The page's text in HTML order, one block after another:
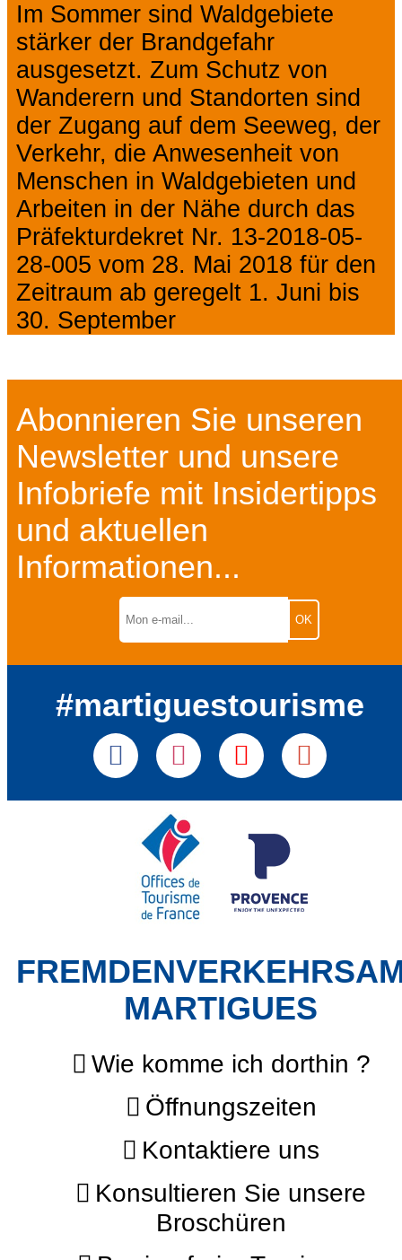
Im Sommer sind Waldgebiete
stärker der Brandgefahr
ausgesetzt. Zum Schutz von
Wanderern und Standorten sind
der Zugang auf dem Seeweg, der
Verkehr, die Anwesenheit von
Menschen in Waldgebieten und
Arbeiten in der Nähe durch das
Präfekturdekret Nr. 13-2018-05-
28-005 vom 28. Mai 2018 für den
Zeitraum ab geregelt 1. Juni bis
30. September
Abonnieren Sie unseren
Newsletter und unsere
Infobriefe mit Insidertipps
und aktuellen
Informationen...
#martiguestourisme
MARTIGUES
Wie komme ich dorthin ?
Öffnungszeiten
Kontaktiere uns
Konsultieren Sie unsere
Broschüren